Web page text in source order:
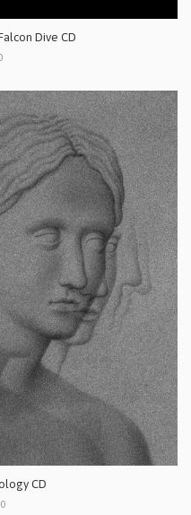
Dive CD
CD